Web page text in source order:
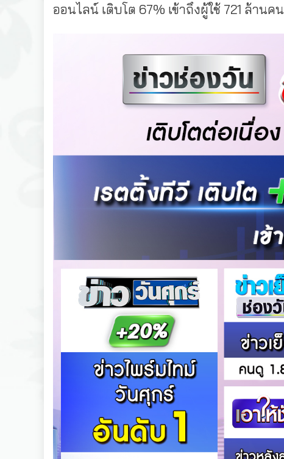
ออนไลน์ เติบโต 67% เข้าถึงผู้ใช้ 721 ล้านคน